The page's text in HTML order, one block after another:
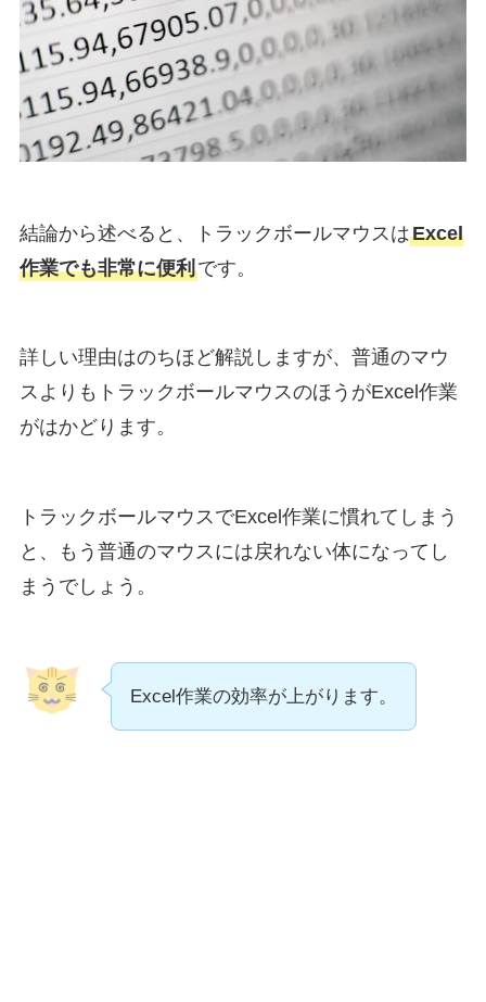
結論から述べると、トラックボールマウスはExcel
作業でも非常に便利です。
詳しい理由はのちほど解説しますが、普通のマウ
スよりもトラックボールマウスのほうがExcel作業
がはかどります。
トラックボールマウスでExcel作業に慣れてしまう
と、もう普通のマウスには戻れない体になってし
まうでしょう。
Excel作業の効率が上がります。